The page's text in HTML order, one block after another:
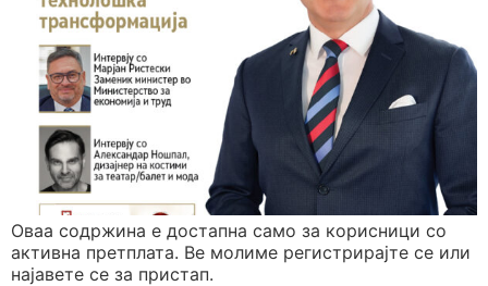
Оваа содржина е достапна само за корисници со
активна претплата. Ве молиме регистрирајте се или
најавете се за пристап.